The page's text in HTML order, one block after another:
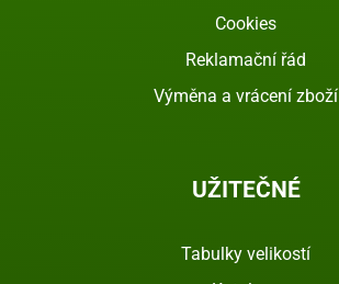
Cookies
Reklamační řád
Výměna a vrácení zboží
UŽITEČNÉ
Tabulky velikostí